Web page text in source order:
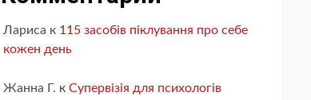
Лариса к 115 засобів піклування про себе
кожен день
Жанна Г. к Супервізія для психологів